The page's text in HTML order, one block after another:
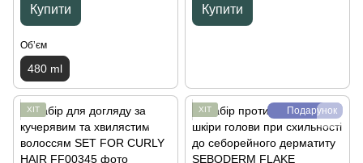
Купити
Обʼєм
480 ml
Купити
ХІТ Подарунок
ХІТ